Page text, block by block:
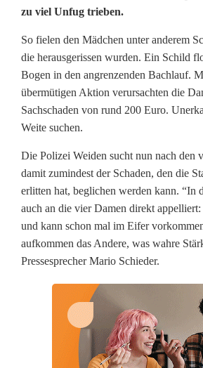
g
u
n
d
B
e
s
c
h
zu viel Unfug trieben.
So fielen den Mädchen unter anderem
die herausgerissen wurden. Ein Schild
Bogen in den angrenzenden Bachlauf.
übermütigen Aktion verursachten die
Sachschaden von rund 200 Euro.
Weite suchen.
Die Polizei Weiden sucht nun nach den
damit zumindest der Schaden, den die
erlitten hat, beglichen werden kann. “In
auch an die vier Damen direkt
und kann schon mal im Eifer
aufkommen das Andere, was wahre
Pressesprecher Mario Schieder.